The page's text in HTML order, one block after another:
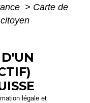
> Carte de
légale et